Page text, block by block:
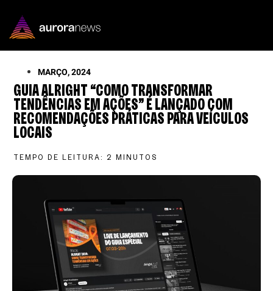
MARÇO, 2024
GUIA ALRIGHT “COMO TRANSFORMAR
TENDÊNCIAS EM AÇÕES” É LANÇADO COM
RECOMENDAÇÕES PRÁTICAS PARA VEÍCULOS
LOCAIS
TEMPO DE LEITURA: 2 MINUTOS